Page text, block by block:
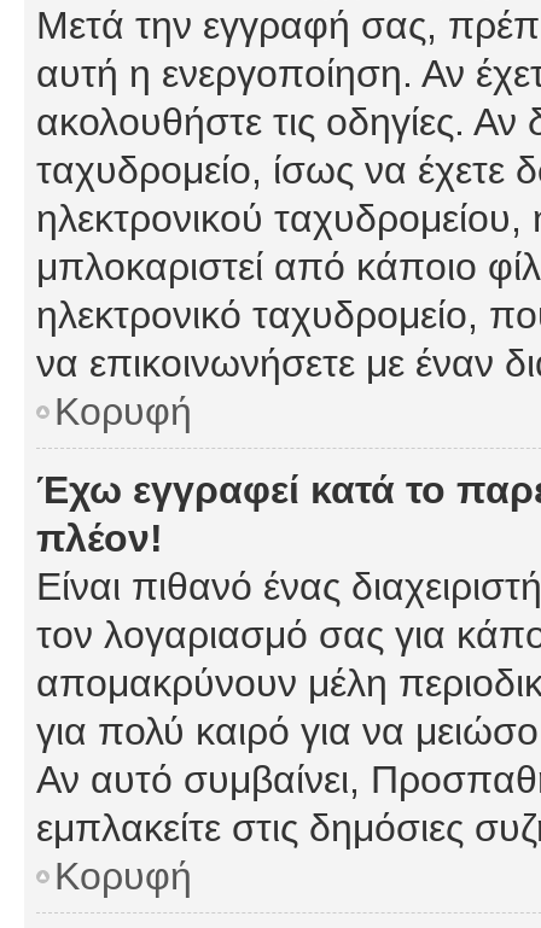
Μετά την εγγραφή σας,
αυτή η ενεργοποίηση. Αν
ακολουθήστε τις οδηγίες. Αν
ταχυδρομείο, ίσως να έχετε
ηλεκτρονικού ταχυδρομείου,
μπλοκαριστεί από κάποιο
ηλεκτρονικό ταχυδρομείο,
να επικοινωνήσετε με έναν
Κορυφή
Έχω εγγραφεί κατά το
πλέον!
Είναι πιθανό ένας
τον λογαριασμό σας για
απομακρύνουν μέλη
για πολύ καιρό για να
Αν αυτό συμβαίνει,
εμπλακείτε στις δημόσιες
Κορυφή